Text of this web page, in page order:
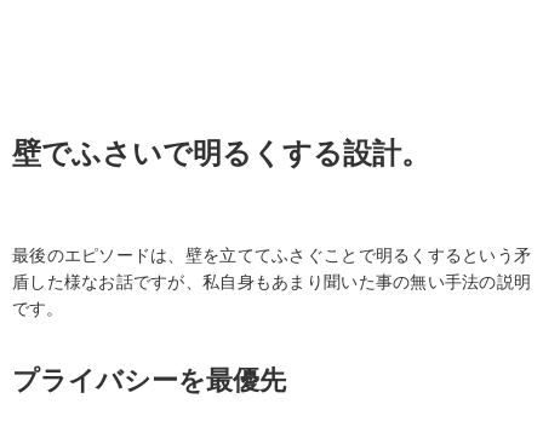
壁でふさいで明るくする設計。
最後のエピソードは、壁を立ててふさぐことで明るくするという矛
盾した様なお話ですが、私自身もあまり聞いた事の無い手法の説明
です。
プライバシーを最優先